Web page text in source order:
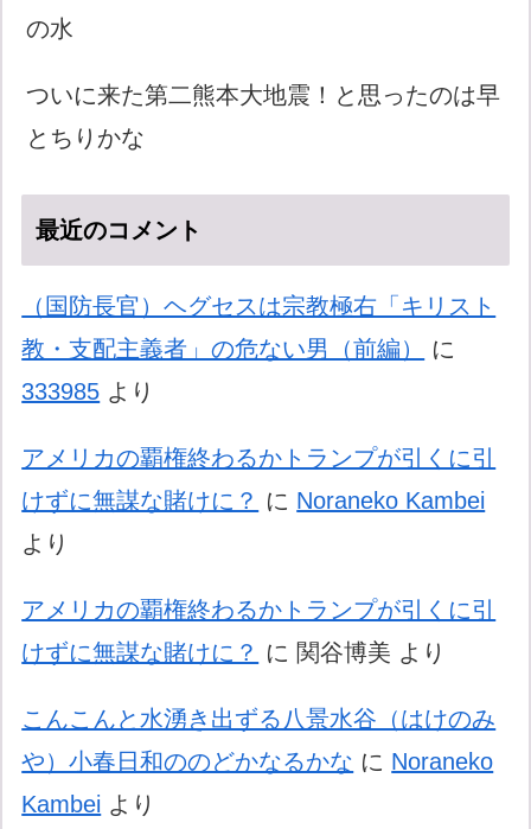
の水
ついに来た第二熊本大地震！と思ったのは早
とちりかな
最近のコメント
（国防長官）ヘグセスは宗教極右「キリスト
教・支配主義者」の危ない男（前編）
に
333985 より
アメリカの覇権終わるかトランプが引くに引
けずに無謀な賭けに？ に Noraneko Kambei
より
アメリカの覇権終わるかトランプが引くに引
けずに無謀な賭けに？ に 関谷博美 より
こんこんと水湧き出ずる八景水谷（はけのみ
や）小春日和ののどかなるかな に Noraneko
Kambei より